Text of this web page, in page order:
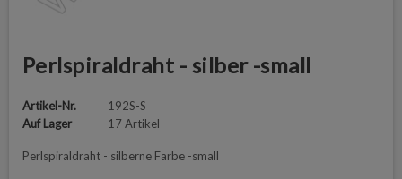
Perlspiraldraht - silber -small
Artikel-Nr.
192S-S
Auf Lager
17 Artikel
Perlspiraldraht - silberne Farbe -small